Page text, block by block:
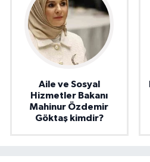
Aile ve Sosyal
Hizmetler Bakanı
Mahinur Özdemir
Göktaş kimdir?